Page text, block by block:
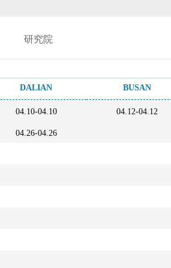
研究院
DALIAN BUSAN
04.10-04.10 04.12-04.12
04.26-04.26